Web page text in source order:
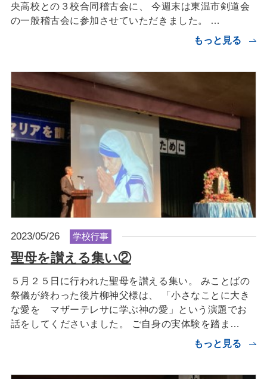
央高校との３校合同稽古会に、 今週末は東温市剣道会
の一般稽古会に参加させていただきました。 …
もっと見る
2023/05/26 学校行事
聖母を讃える集い②
５月２５日に行われた聖母を讃える集い。 みことばの
祭儀が終わった後片柳神父様は、 「小さなことに大き
な愛を マザーテレサに学ぶ神の愛」という演題でお
話をしてくださいました。 ご自身の実体験を踏ま…
もっと見る